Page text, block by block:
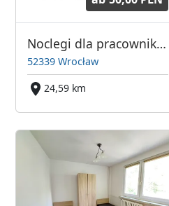
Noclegi dla pracowników firm WROCŁAW
52339 Wrocław
24,59 km